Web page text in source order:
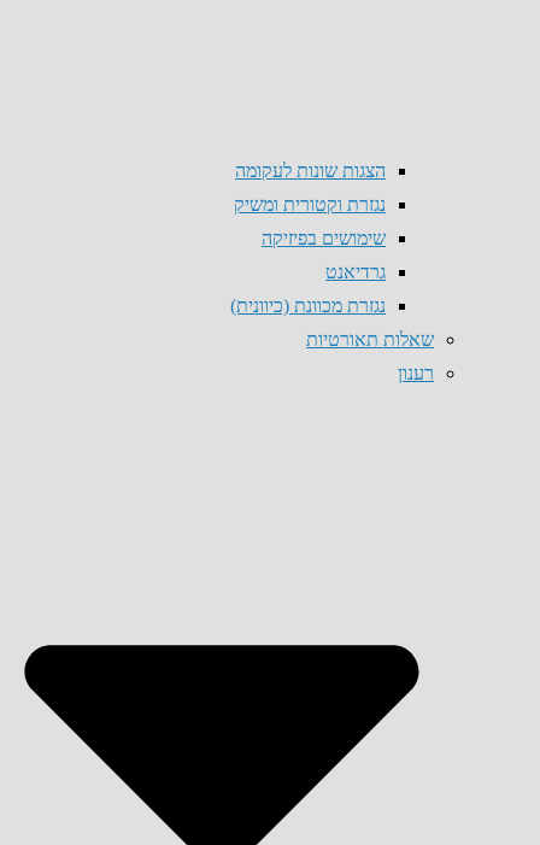
הצגות שונות לעקומה
נגזרת וקטורית ומשיק
שימושים בפיזיקה
גרדיאנט
נגזרת מכוונת (כיוונית)
שאלות תאורטיות
רענון